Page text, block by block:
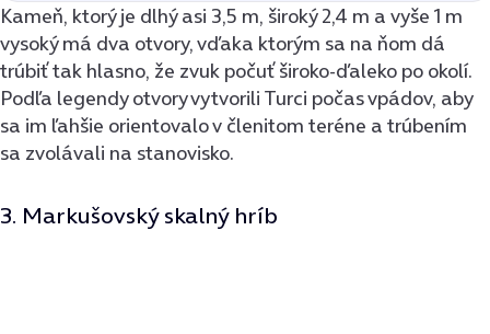
Kameň, ktorý je dlhý asi 3,5 m, široký 2,4 m a vyše 1 m
vysoký má dva otvory, vďaka ktorým sa na ňom dá
trúbiť tak hlasno, že zvuk počuť široko-ďaleko po okolí.
Podľa legendy otvory vytvorili Turci počas vpádov, aby
sa im ľahšie orientovalo v členitom teréne a trúbením
sa zvolávali na stanovisko.
3. Markušovský skalný hríb